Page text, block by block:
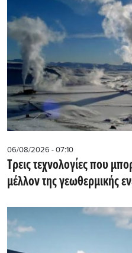
06/08/2026 - 07:10
Τρεις τεχνολογίες που
μέλλον της γεωθερμικής